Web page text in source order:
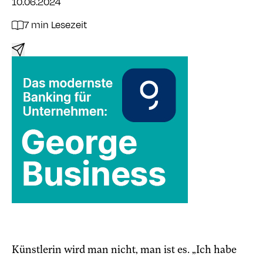
7 min Lesezeit
Künstlerin wird man nicht, man ist es. „Ich habe